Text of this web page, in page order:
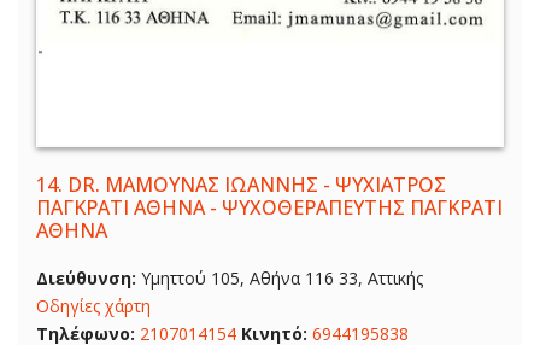
14. DR. ΜΑΜΟΥΝΑΣ ΙΩΑΝΝΗΣ - ΨΥΧΙΑΤΡΟΣ
ΠΑΓΚΡΑΤΙ ΑΘΗΝΑ - ΨΥΧΟΘΕΡΑΠΕΥΤΗΣ ΠΑΓΚΡΑΤΙ
ΑΘΗΝΑ
Διεύθυνση: Υμηττού 105, Αθήνα 116 33, Αττικής
Οδηγίες χάρτη
Τηλέφωνο: 2107014154 Κινητό: 6944195838